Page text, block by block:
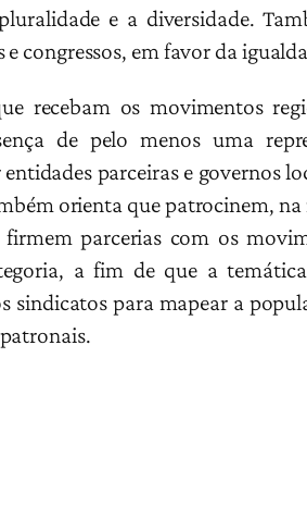
e a diversidade.
congressos, em favor da
recebam os movimentos
de pelo menos uma
parceiras e governos
orienta que patrocinem,
parcerias com os
a fim de que a
sindicatos para mapear a